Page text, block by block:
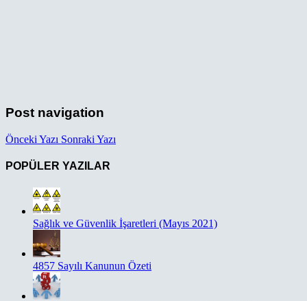
Post navigation
Önceki Yazı Sonraki Yazı
POPÜLER YAZILAR
Sağlık ve Güvenlik İşaretleri (Mayıs 2021)
4857 Sayılı Kanunun Özeti